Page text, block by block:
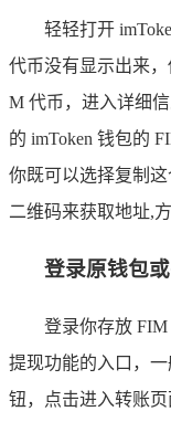
轻轻打开
代币没有显示出来
M 代币，进入详细
的 imToken 钱包的
你既可以选择复制
二维码来获取地址,
登录原钱包
登录你存放
提现功能的入口，
钮，点击进入转账